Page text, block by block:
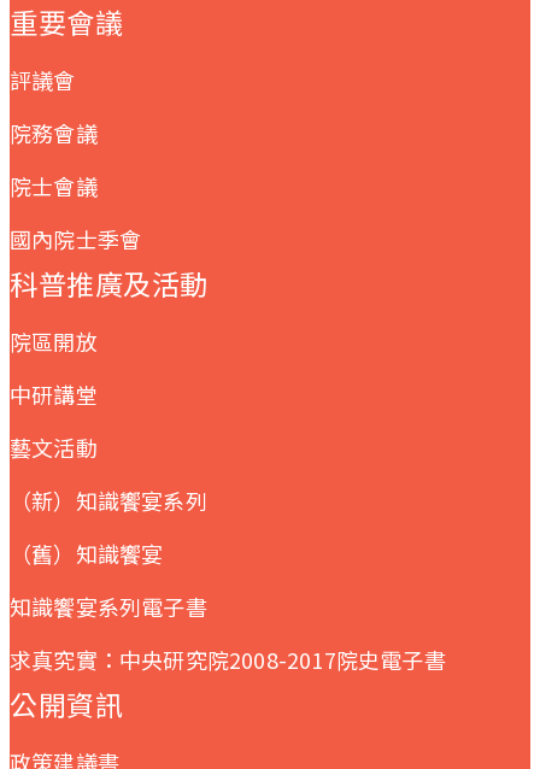
重要會議
評議會
院務會議
院士會議
國內院士季會
科普推廣及活動
院區開放
中研講堂
藝文活動
（新）知識饗宴系列
（舊）知識饗宴
知識饗宴系列電子書
求真究實：中央研究院2008-2017院史電子書
公開資訊
政策建議書